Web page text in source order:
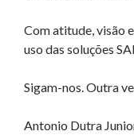
Com atitude, visão
uso das soluções
Sigam-nos. Outra
Antonio Dutra